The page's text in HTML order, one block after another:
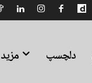
دلچسپ مزید